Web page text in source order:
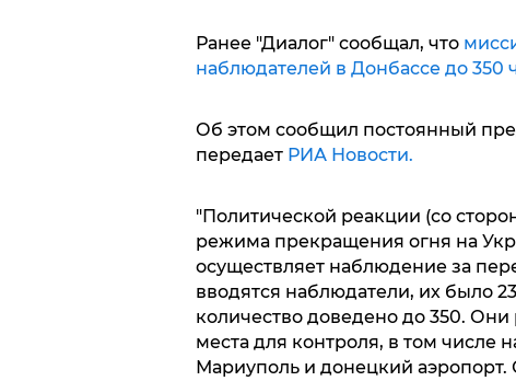
Ранее "Диалог" сообщал, что
наблюдателей в Донбассе до 350
Об этом сообщил постоянный
передает РИА Новости.
"Политической реакции (со
режима прекращения огня на
осуществляет наблюдение за
вводятся наблюдатели, их было
количество доведено до 350.
места для контроля, в том числе
Мариуполь и донецкий аэропорт.